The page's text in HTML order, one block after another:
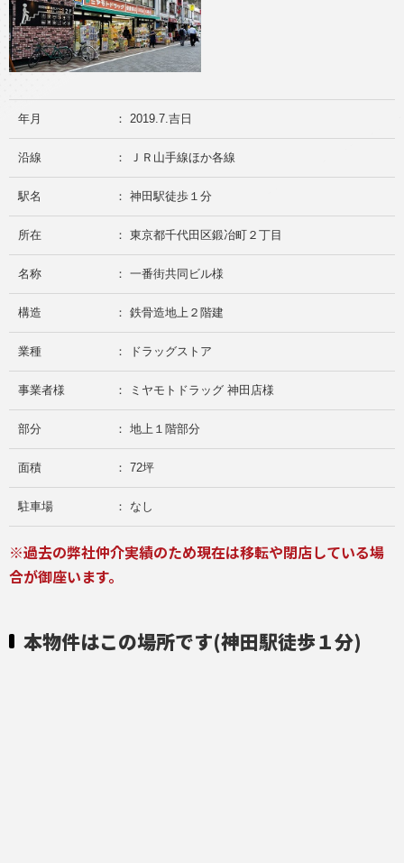
年月 ： 2019.7.吉日
沿線 ： ＪＲ山手線ほか各線
駅名 ： 神田駅徒歩１分
所在 ： 東京都千代田区鍛冶町２丁目
名称 ： 一番街共同ビル様
構造 ： 鉄骨造地上２階建
業種 ： ドラッグストア
事業者様 ： ミヤモトドラッグ 神田店様
部分 ： 地上１階部分
面積 ： 72坪
駐車場 ： なし
※過去の弊社仲介実績のため現在は移転や閉店している場
合が御座います。
本物件はこの場所です(神田駅徒歩１分)